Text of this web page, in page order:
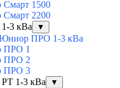
1500
2200
3 кВа
▼
ПРО 1-3 кВа
ПРО 1
ПРО 2
ПРО 3
1-3 кВа
▼